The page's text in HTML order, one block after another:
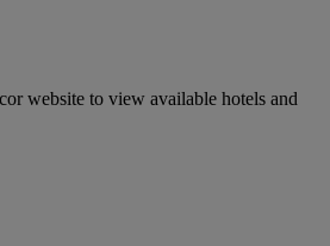
website to view available hotels and